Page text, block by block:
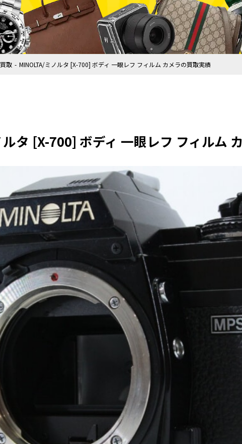
取 MINOLTA/ミノルタ [X-700] ボディ 一眼レフ フィルム カメラの買取実績
タ [X-700] ボディ 一眼レフ フィルム